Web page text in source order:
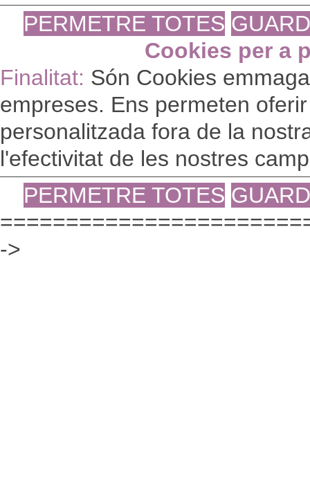
PERMETRE TOTES
Cookies per a
Finalitat: Són Cookies
empreses. Ens permeten
personalitzada fora de la
l'efectivitat de les nostres
PERMETRE TOTES
->